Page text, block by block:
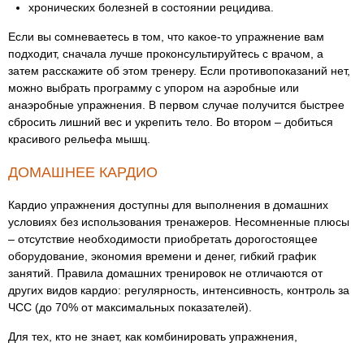
хронических болезней в состоянии рецидива.
Если вы сомневаетесь в том, что какое-то упражнение вам
подходит, сначала лучше проконсультируйтесь с врачом, а
затем расскажите об этом тренеру. Если противопоказаний нет,
можно выбрать программу с упором на аэробные или
анаэробные упражнения. В первом случае получится быстрее
сбросить лишний вес и укрепить тело. Во втором – добиться
красивого рельефа мышц.
ДОМАШНЕЕ КАРДИО
Кардио упражнения доступны для выполнения в домашних
условиях без использования тренажеров. Несомненные плюсы
– отсутствие необходимости приобретать дорогостоящее
оборудование, экономия времени и денег, гибкий график
занятий. Правила домашних тренировок не отличаются от
других видов кардио: регулярность, интенсивность, контроль за
ЧСС (до 70% от максимальных показателей).
Для тех, кто не знает, как комбинировать упражнения,